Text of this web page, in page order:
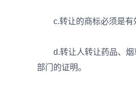
c.转让的商标必须是有
d.转让人转让药品、烟
部门的证明。